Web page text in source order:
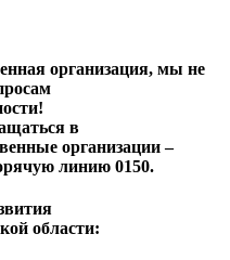
организация, мы не
в
организации –
линию 0150.
области: